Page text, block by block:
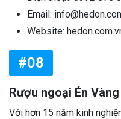
Email:
Website:
#08
Rượu ngoại Én Vàng
Với hơn 15 năm kinh